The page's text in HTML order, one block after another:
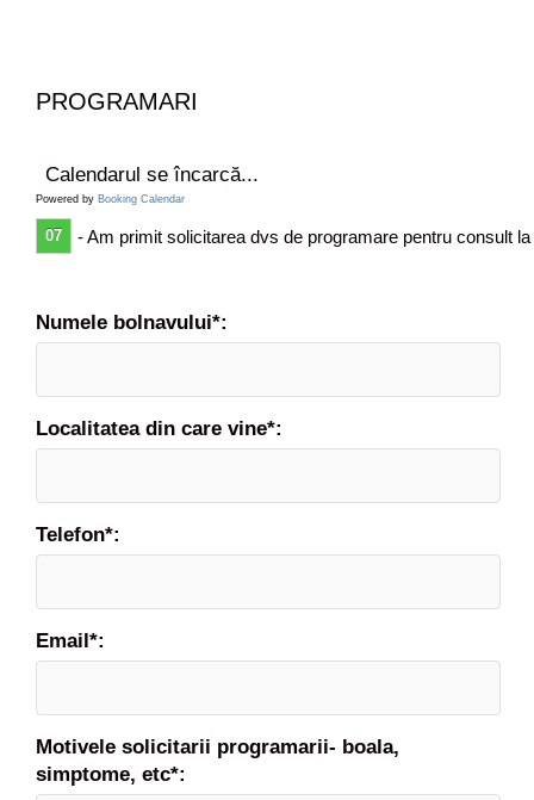
PROGRAMARI
Calendarul se încarcă...
Powered by Booking Calendar
07 - Am primit solicitarea dvs de programare pentru consult
Numele bolnavului*:
Localitatea din care vine*:
Telefon*:
Email*:
Motivele solicitarii programarii- boala,
simptome, etc*: